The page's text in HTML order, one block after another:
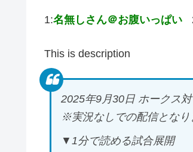
1:名無しさん＠お腹いっぱい
This is description
2025年9月30日 ホークス
※実況なしでの配信となり
▼1分で読める試合展開